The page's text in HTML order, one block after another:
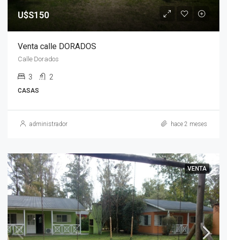
U$S150
Venta calle DORADOS
Calle Dorados
3 2
CASAS
administrador hace 2 meses
VENTA